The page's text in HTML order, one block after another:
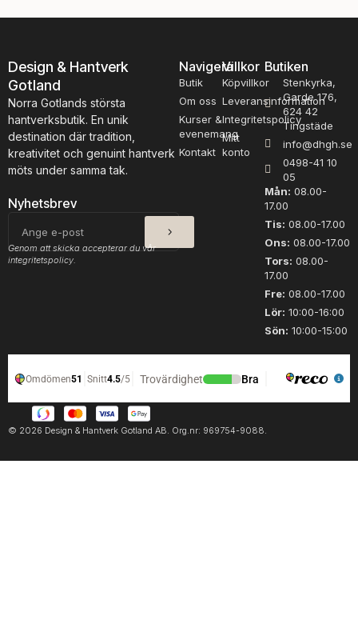
Design & Hantverk
Gotland
Norra Gotlands största
hantverksbutik. En unik
destination där tradition,
kreativitet och genuint hantverk
möts under samma tak.
Nyhetsbrev
post
SKICKA
Genom att skicka accepterar du vår
integritetspolicy.
Navigera
Butik
Om oss
Kurser &
evenemang
Kontakt
Villkor
Köpvillkor
Leveransinformation
Integritetspolicy
Mitt
konto
Butiken
Stenkyrka,
Garde 176,
624 42
Tingstäde
info@dhgh.se
0498-41 10
05
Mån: 08.00-
17.00
Tis: 08.00-17.00
Ons: 08.00-17.00
Tors: 08.00-
17.00
Fre: 08.00-17.00
Lör: 10:00-16:00
Sön: 10:00-15:00
© 2026 Design & Hantverk Gotland AB. Org.nr: 969754-9088.